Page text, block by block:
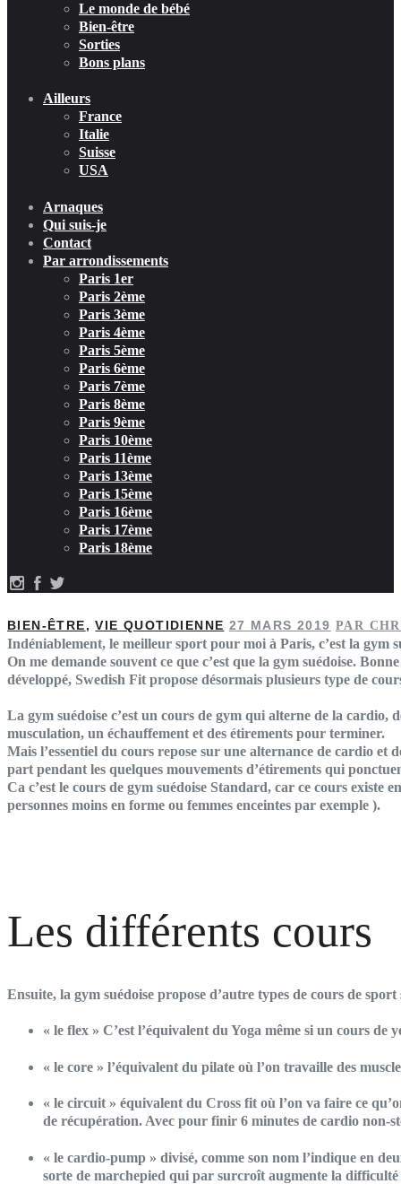
Le monde de bébé
Bien-être
Sorties
Bons plans
Ailleurs
France
Italie
Suisse
USA
Arnaques
Qui suis-je
Contact
Par arrondissements
Paris 1er
Paris 2ème
Paris 3ème
Paris 4ème
Paris 5ème
Paris 6ème
Paris 7ème
Paris 8ème
Paris 9ème
Paris 10ème
Paris 11ème
Paris 13ème
Paris 15ème
Paris 16ème
Paris 17ème
Paris 18ème
BIEN-ÊTRE,VIE QUOTIDIENNE 27 MARS 2019 PAR
Indéniablement, le meilleur sport pour moi à Paris, c’est la gym
On me demande souvent ce que c’est que la gym suédoise.
développé, Swedish Fit propose désormais plusieurs type de
La gym suédoise c’est un cours de gym qui alterne de la cardio,
musculation, un échauffement et des étirements pour terminer.
Mais l’essentiel du cours repose sur une alternance de cardio et
part pendant les quelques mouvements d’étirements qui
Ca c’est le cours de gym suédoise Standard, car ce cours existe
personnes moins en forme ou femmes enceintes par exemple ).
Les différents cours
Ensuite, la gym suédoise propose d’autre types de cours de
« le flex » C’est l’équivalent du Yoga même si un cours de
« le core » l’équivalent du pilate où l’on travaille des
« le circuit » équivalent du Cross fit où l’on va faire ce
de récupération. Avec pour finir 6 minutes de cardio non-
« le cardio-pump » divisé, comme son nom l’indique en
sorte de marchepied qui par surcroît augmente la difficulté